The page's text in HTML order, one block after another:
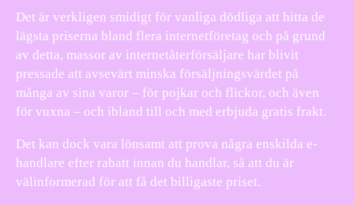
Det är verkligen smidigt för vanliga dödliga att hitta de
lägsta priserna bland flera internetföretag och på grund
av detta, massor av internetåterförsäljare har blivit
pressade att avsevärt minska försäljningsvärdet på
många av sina varor – för pojkar och flickor, och även
för vuxna – och ibland till och med erbjuda gratis frakt.
Det kan dock vara lönsamt att prova några enskilda e-
handlare efter rabatt innan du handlar, så att du är
välinformerad för att få det billigaste priset.